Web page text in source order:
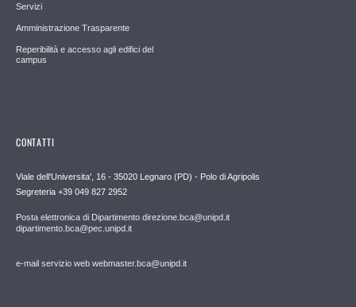
Servizi
Amministrazione Trasparente
Reperibilità e accesso agli edifici del
campus
CONTATTI
Viale dell'Universita', 16 - 35020 Legnaro (PD) - Polo di Agripolis
Segreteria +39 049 827 2952
Posta elettronica di Dipartimento direzione.bca@unipd.it
dipartimento.bca@pec.unipd.it
e-mail servizio web webmaster.bca@unipd.it